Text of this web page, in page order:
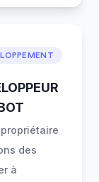
des
à